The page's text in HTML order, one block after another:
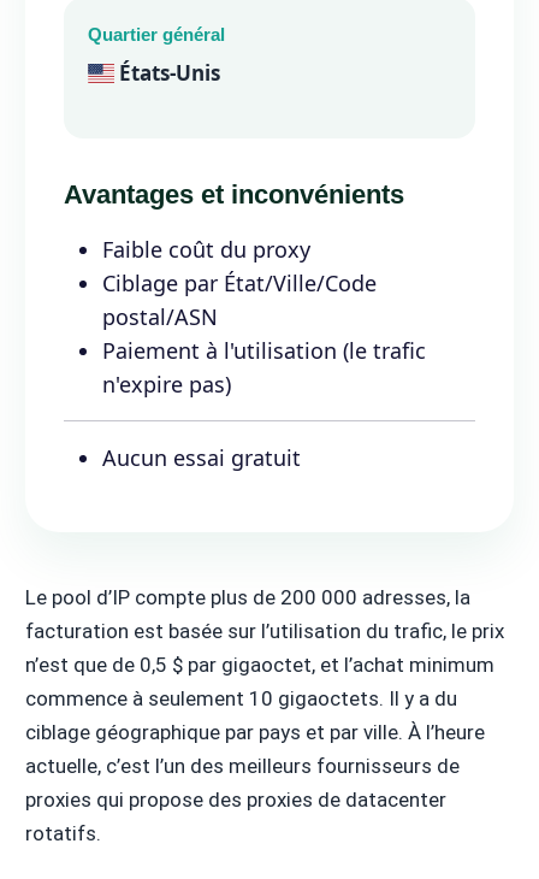
Quartier général
États-Unis
Avantages et inconvénients
Faible coût du proxy
Ciblage par État/Ville/Code
postal/ASN
Paiement à l'utilisation (le trafic
n'expire pas)
Aucun essai gratuit
Le pool d’IP compte plus de 200 000 adresses, la
facturation est basée sur l’utilisation du trafic, le prix
n’est que de 0,5 $ par gigaoctet, et l’achat minimum
commence à seulement 10 gigaoctets. Il y a du
ciblage géographique par pays et par ville. À l’heure
actuelle, c’est l’un des meilleurs fournisseurs de
proxies qui propose des proxies de datacenter
rotatifs.